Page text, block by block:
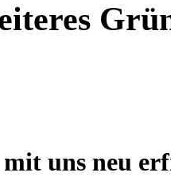
uns neu